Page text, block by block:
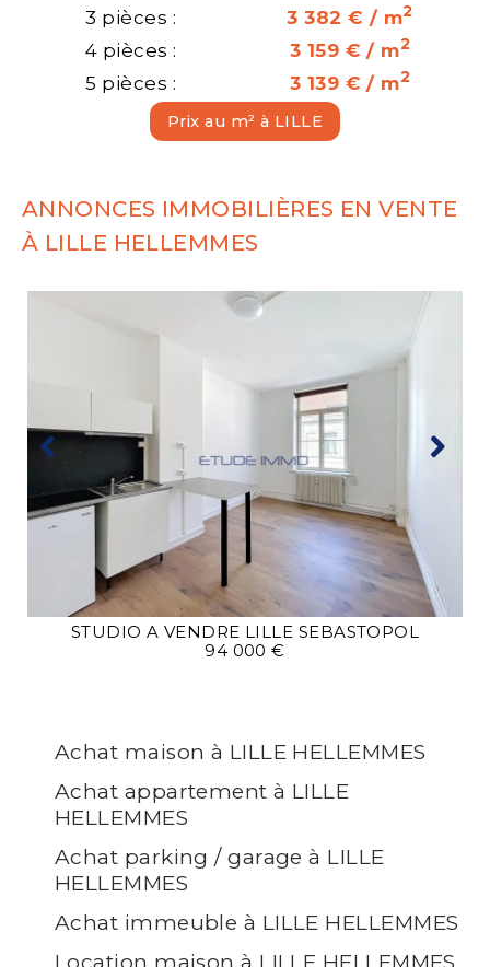
3 pièces : 3 382 € / m2
4 pièces : 3 159 € / m2
5 pièces : 3 139 € / m2
Prix au m² à LILLE
ANNONCES IMMOBILIÈRES EN VENTE
À LILLE HELLEMMES
STUDIO A VENDRE LILLE SEBASTOPOL
94 000 €
Achat maison à LILLE HELLEMMES
Achat appartement à LILLE
HELLEMMES
Achat parking / garage à LILLE
HELLEMMES
Achat immeuble à LILLE HELLEMMES